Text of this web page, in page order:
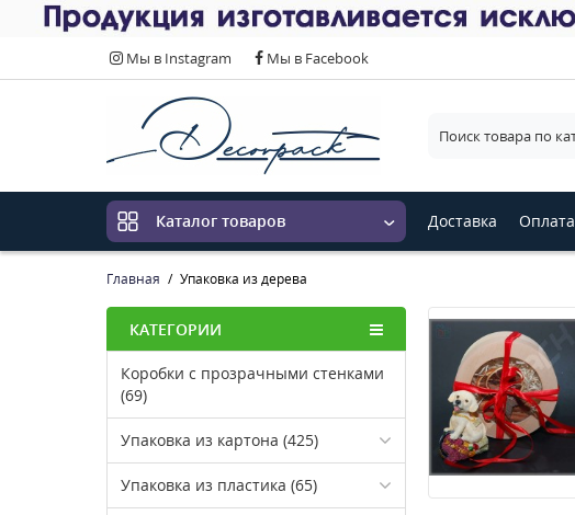
Мы в Instagram Мы в Facebook
Каталог товаров Доставка Оплата
Главная Упаковка из дерева
КАТЕГОРИИ
Коробки с прозрачными стенками
(69)
Упаковка из картона (425)
Упаковка из пластика (65)